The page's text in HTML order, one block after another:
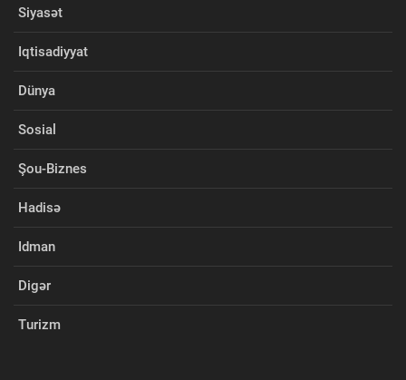
Siyasət
Iqtisadiyyat
Dünya
Sosial
Şou-Biznes
Hadisə
Idman
Digər
Turizm